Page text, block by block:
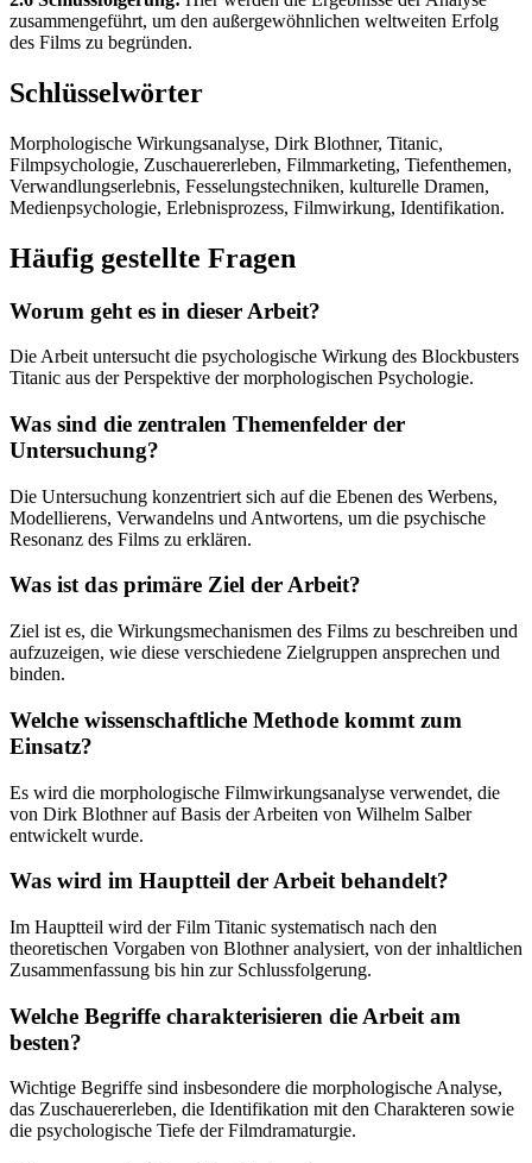
zusammengeführt, um den außergewöhnlichen weltweiten Erfolg
des Films zu begründen.
Schlüsselwörter
Morphologische Wirkungsanalyse, Dirk Blothner, Titanic,
Filmpsychologie, Zuschauererleben, Filmmarketing, Tiefenthemen,
Verwandlungserlebnis, Fesselungstechniken, kulturelle Dramen,
Medienpsychologie, Erlebnisprozess, Filmwirkung, Identifikation.
Häufig gestellte Fragen
Worum geht es in dieser Arbeit?
Die Arbeit untersucht die psychologische Wirkung des Blockbusters
Titanic aus der Perspektive der morphologischen Psychologie.
Was sind die zentralen Themenfelder der
Untersuchung?
Die Untersuchung konzentriert sich auf die Ebenen des Werbens,
Modellierens, Verwandelns und Antwortens, um die psychische
Resonanz des Films zu erklären.
Was ist das primäre Ziel der Arbeit?
Ziel ist es, die Wirkungsmechanismen des Films zu beschreiben und
aufzuzeigen, wie diese verschiedene Zielgruppen ansprechen und
binden.
Welche wissenschaftliche Methode kommt zum
Einsatz?
Es wird die morphologische Filmwirkungsanalyse verwendet, die
von Dirk Blothner auf Basis der Arbeiten von Wilhelm Salber
entwickelt wurde.
Was wird im Hauptteil der Arbeit behandelt?
Im Hauptteil wird der Film Titanic systematisch nach den
theoretischen Vorgaben von Blothner analysiert, von der inhaltlichen
Zusammenfassung bis hin zur Schlussfolgerung.
Welche Begriffe charakterisieren die Arbeit am
besten?
Wichtige Begriffe sind insbesondere die morphologische Analyse,
das Zuschauererleben, die Identifikation mit den Charakteren sowie
die psychologische Tiefe der Filmdramaturgie.